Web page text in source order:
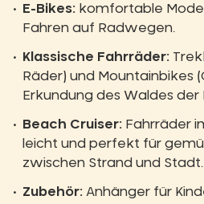
E-Bikes: komfortable
Fahren auf Radwegen.
Klassische Fahrräder:
Räder) und Mountainbikes
Erkundung des Waldes der
Beach Cruiser: Fahrräder
leicht und perfekt für
zwischen Strand und Stadt.
Zubehör: Anhänger für